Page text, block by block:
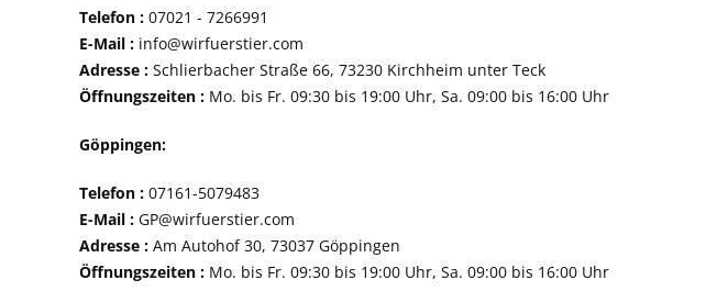
Telefon : 07021 - 7266991
E-Mail : info@wirfuerstier.com
Adresse : Schlierbacher Straße 66, 73230 Kirchheim unter Teck
Öffnungszeiten : Mo. bis Fr. 09:30 bis 19:00 Uhr, Sa. 09:00 bis 16:00 Uhr
Göppingen:
Telefon : 07161-5079483
E-Mail : GP@wirfuerstier.com
Adresse : Am Autohof 30, 73037 Göppingen
Öffnungszeiten : Mo. bis Fr. 09:30 bis 19:00 Uhr, Sa. 09:00 bis 16:00 Uhr